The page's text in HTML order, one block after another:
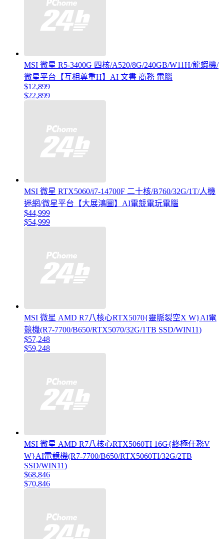
MSI 微星 R5-3400G 四核/A520/8G/240GB/W11H/龍蝦機/
微星平台【互相尊重H】AI 文書 商務 電腦
$12,899
$22,899
MSI 微星 RTX5060/i7-14700F 二十核/B760/32G/1T/人機
迷網/微星平台【大展鴻圖】AI電競電玩電腦
$44,999
$54,999
MSI 微星 AMD R7八核心RTX5070{靈脈裂空X W}AI電
競機(R7-7700/B650/RTX5070/32G/1TB SSD/WIN11)
$57,248
$59,248
MSI 微星 AMD R7八核心RTX5060TI 16G{終極任務V
W}AI電競機(R7-7700/B650/RTX5060TI/32G/2TB
SSD/WIN11)
$68,846
$70,846